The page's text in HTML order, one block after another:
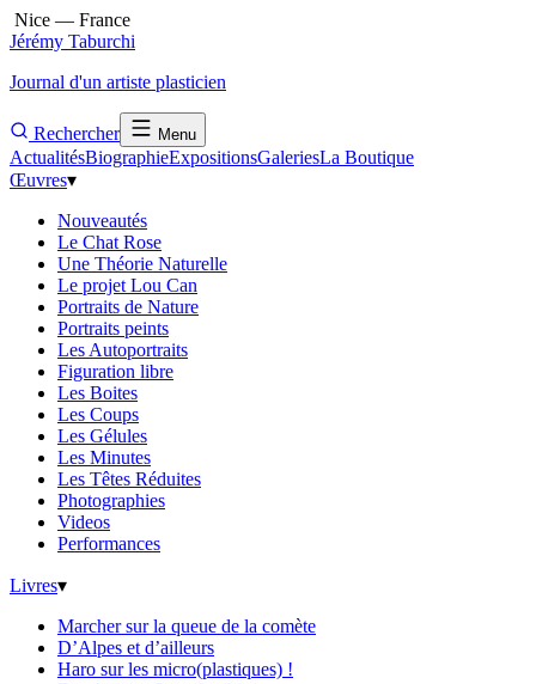
Nice — France
Jérémy Taburchi
Journal d'un artiste plasticien
Rechercher Menu
ActualitésBiographieExpositionsGaleriesLa Boutique
Œuvres▾
Nouveautés
Le Chat Rose
Une Théorie Naturelle
Le projet Lou Can
Portraits de Nature
Portraits peints
Les Autoportraits
Figuration libre
Les Boites
Les Coups
Les Gélules
Les Minutes
Les Têtes Réduites
Photographies
Videos
Performances
Livres▾
Marcher sur la queue de la comète
D’Alpes et d’ailleurs
Haro sur les micro(plastiques) !